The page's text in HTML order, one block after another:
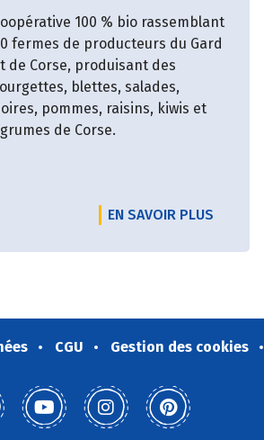
100 % bio rassemblant
fermes de producteurs du Gard
de Corse, produisant des
blettes, salades,
pommes, raisins, kiwis et
de Corse.
EN SAVOIR PLUS
CGU Gestion des cookies